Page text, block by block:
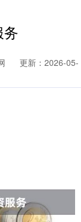
更新：2026-05-